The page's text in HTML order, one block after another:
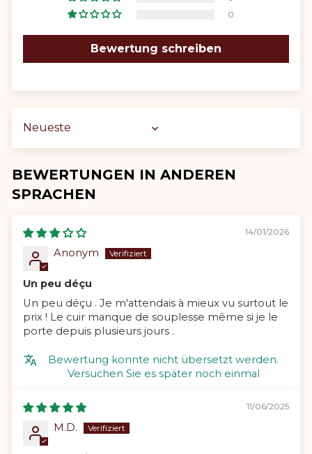
0
Bewertung schreiben
Sort by
BEWERTUNGEN IN ANDEREN
SPRACHEN
14/01/2026
Anonym
Un peu déçu
Un peu déçu . Je m'attendais à mieux vu surtout le
prix ! Le cuir manque de souplesse même si je le
porte depuis plusieurs jours .
Bewertung konnte nicht übersetzt werden.
Versuchen Sie es später noch einmal
11/06/2025
M.D.